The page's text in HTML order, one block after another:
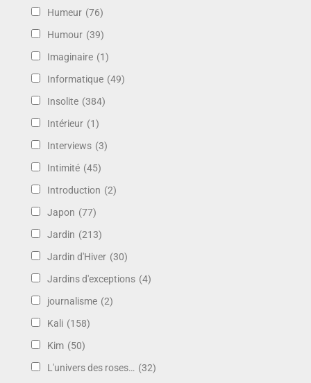
Humeur (76)
Humour (39)
Imaginaire (1)
Informatique (49)
Insolite (384)
Intérieur (1)
Interviews (3)
Intimité (45)
Introduction (2)
Japon (77)
Jardin (213)
Jardin d'Hiver (30)
Jardins d'exceptions (4)
journalisme (2)
Kali (158)
Kim (50)
L'univers des roses… (32)